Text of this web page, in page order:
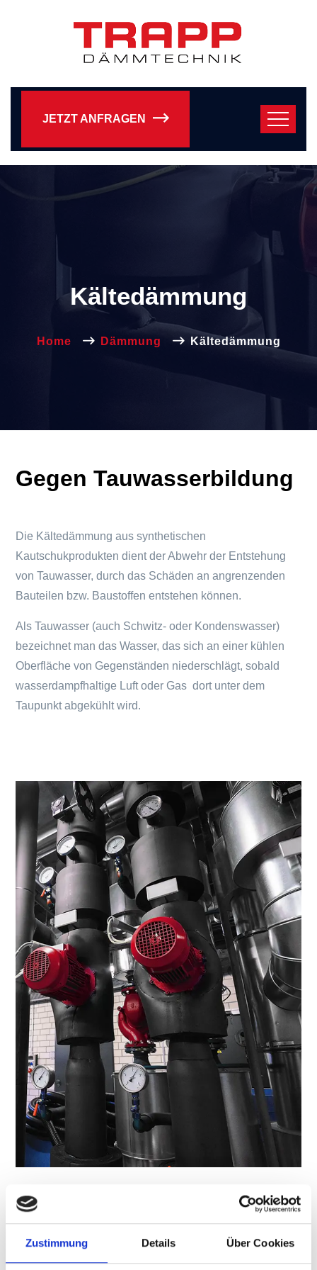
Zustimmung Details Über Cookies
JETZT ANFRAGEN
Kältedämmung
Home Dämmung Kältedämmung
Gegen Tauwasserbildung
Die Kältedämmung aus synthetischen
Kautschukprodukten dient der Abwehr der Entstehung
von Tauwasser, durch das Schäden an angrenzenden
Bauteilen bzw. Baustoffen entstehen können.
Als Tauwasser (auch Schwitz- oder Kondenswasser)
bezeichnet man das Wasser, das sich an einer kühlen
Oberfläche von Gegenständen niederschlägt, sobald
wasserdampfhaltige Luft oder Gas dort unter dem
Taupunkt abgekühlt wird.